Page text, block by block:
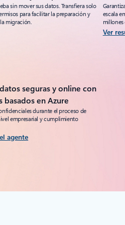
sin mover sus datos. Transfiera solo
para facilitar la preparación y
migración.
escala
millones
Ver
seguras y online con
en Azure
durante el proceso de
empresarial y cumplimiento
agente